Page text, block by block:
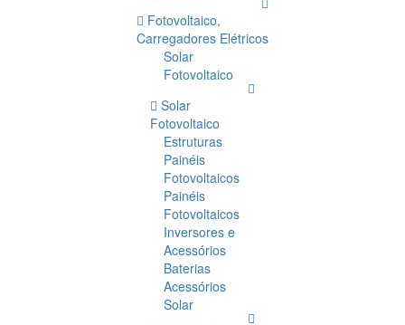
Fotovoltaico,
Carregadores Elétricos
Solar
Fotovoltaico
Solar
Fotovoltaico
Estruturas
Painéis
Fotovoltaicos
Painéis
Fotovoltaicos
Inversores e
Acessórios
Baterias
Acessórios
Solar